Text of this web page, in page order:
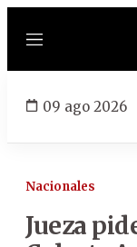
Menú
09 ago 2026
Nacionales
Jueza